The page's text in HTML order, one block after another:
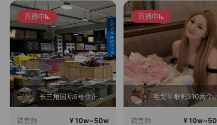
直播中
长三角国际6号仓正在直播
销售额 ¥ 10w~50w
直播中
毛戈平眼影
销售额 ¥